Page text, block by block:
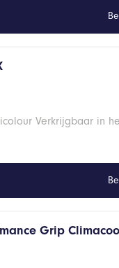
Verkrijgbaar in
Grip